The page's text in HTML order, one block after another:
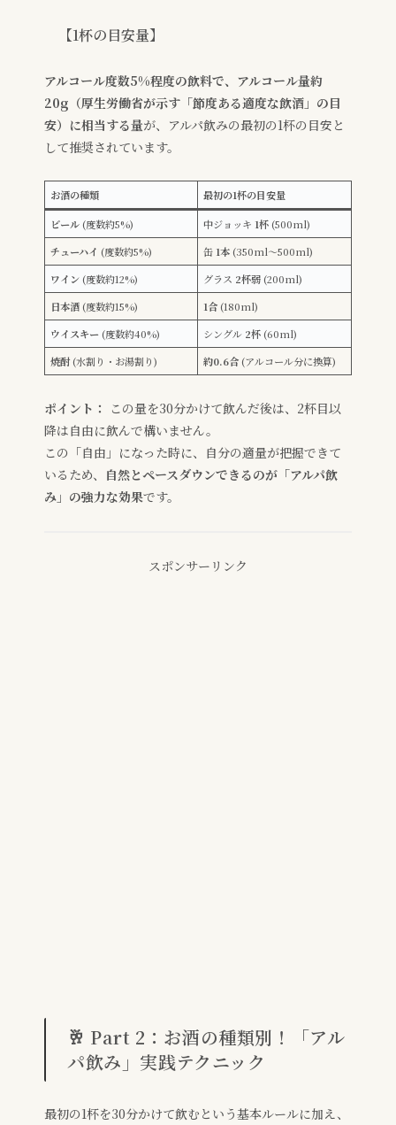
【1杯の目安量】
アルコール度数5%程度の飲料で、アルコール量約
20g（厚生労働省が示す「節度ある適度な飲酒」の目
安）に相当する量が、アルパ飲みの最初の1杯の目安と
して推奨されています。
お酒の種類 最初の1杯の目安量
ビール(度数約5%) 中ジョッキ 1杯(500ml)
チューハイ (度数約5%) 缶1本(350ml〜500ml)
ワイン(度数約12%) グラス 2杯弱(200ml)
日本酒(度数約15%) 1合(180ml)
ウイスキー(度数約40%) シングル 2杯(60ml)
焼酎(水割り・お湯割り) 約0.6合(アルコール分に換算)
ポイント：
この量を30分かけて飲んだ後は、2杯目以
降は自由に飲んで構いません。
この「自由」になった時に、自分の適量が把握できて
いるため、 自然とペースダウンできるのが「アルパ飲
み」の強力な効果です。
スポンサーリンク
🥂 Part 2：お酒の種類別！「アル
パ飲み」実践テクニック
最初の1杯を30分かけて飲むという基本ルールに加え、